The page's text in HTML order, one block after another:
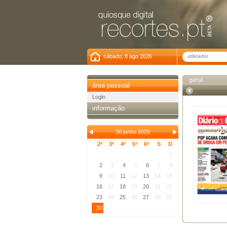
sábado, 8 ago 2026
área pessoal
Login
informação
30 junho 2025
2ª
3ª 4ª 5ª 6ª S
D
1
2
3 4 5 6 7
8
9
10 11 12 13 14
15
16
17 18 19 20 21
22
23
24 25 26 27 28
29
30
geral